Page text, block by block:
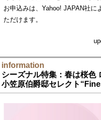
お申込みは、Yahoo! JAPAN社
ただけます。
information
シーズナル特集：春は桜色
小笠原伯爵邸セレクト